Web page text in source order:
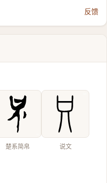
反馈
楚系简帛 说文